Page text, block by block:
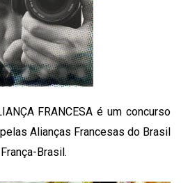
FRANCESA é um concurso
Alianças Francesas do Brasil
Brasil.